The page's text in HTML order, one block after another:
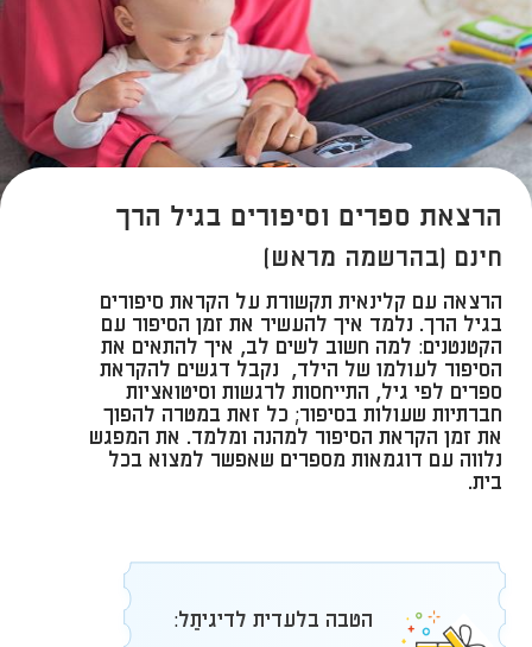
הרצאת ספרים וסיפורים בגיל הרך
חינם (בהרשמה מראש)
הרצאה עם קלינאית תקשורת על הקראת סיפורים
בגיל הרך. נלמד איך להעשיר את זמן הסיפור עם
הקטנטנים: למה חשוב לשים לב, איך להתאים את
הסיפור לעולמו של הילד, נקבל דגשים להקראת
ספרים לפי גיל, התייחסות לרגשות וסיטואציות
חברתיות שעולות בסיפור; כל זאת במטרה להפוך
את זמן הקראת הסיפור למהנה ומלמד. את המפגש
נלווה עם דוגמאות מספרים שאפשר למצוא בכל
בית.
הטבה בלעדית לדיגיתֵל: